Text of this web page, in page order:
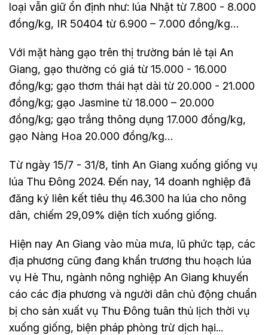
loại vẫn giữ ổn định như: lúa Nhật từ 7.800 - 8.000
đồng/kg, IR 50404 từ 6.900 – 7.000 đồng/kg…
Với mặt hàng gạo trên thị trường bán lẻ tại An
Giang, gạo thường có giá từ 15.000 - 16.000
đồng/kg; gạo thơm thái hạt dài từ 20.000 - 21.000
đồng/kg; gạo Jasmine từ 18.000 – 20.000
đồng/kg; gạo trắng thông dụng 17.000 đồng/kg,
gạo Nàng Hoa 20.000 đồng/kg…
Từ ngày 15/7 - 31/8, tỉnh An Giang xuống giống vụ
lúa Thu Đông 2024. Đến nay, 14 doanh nghiệp đã
đăng ký liên kết tiêu thụ 46.300 ha lúa cho nông
dân, chiếm 29,09% diện tích xuống giống.
Hiện nay An Giang vào mùa mưa, lũ phức tạp, các
địa phương cũng đang khẩn trương thu hoạch lúa
vụ Hè Thu, ngành nông nghiệp An Giang khuyến
cáo các địa phương và người dân chủ động chuẩn
bị cho sản xuất vụ Thu Đông tuân thủ lịch thời vụ
xuống giống, biện pháp phòng trừ dịch hại...